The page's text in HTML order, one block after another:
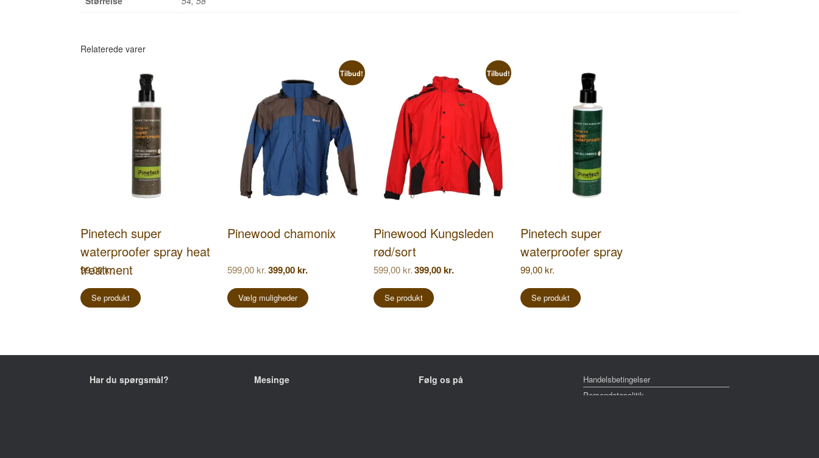
Relaterede varer
Pinetech super
waterproofer spray heat
treatment
99,00kr.
Se produkt
Tilbud!
Pinewood chamonix
599,00kr. Den
oprindelige
pris
var:
599,00 kr..
399,00kr.
er:
399,00 kr..
Vælg muligheder
vare
kan
Tilbud!
Pinewood Kungsleden
rød/sort
599,00kr. Den
oprindelige
pris
var:
599,00 kr..
399,00kr.
Se produkt
Pinetech super
waterproofer spray
99,00kr.
Se produkt
Har du spørgsmål? Mesinge Følg os på
Handelsbetingelser
Persondatapolitik